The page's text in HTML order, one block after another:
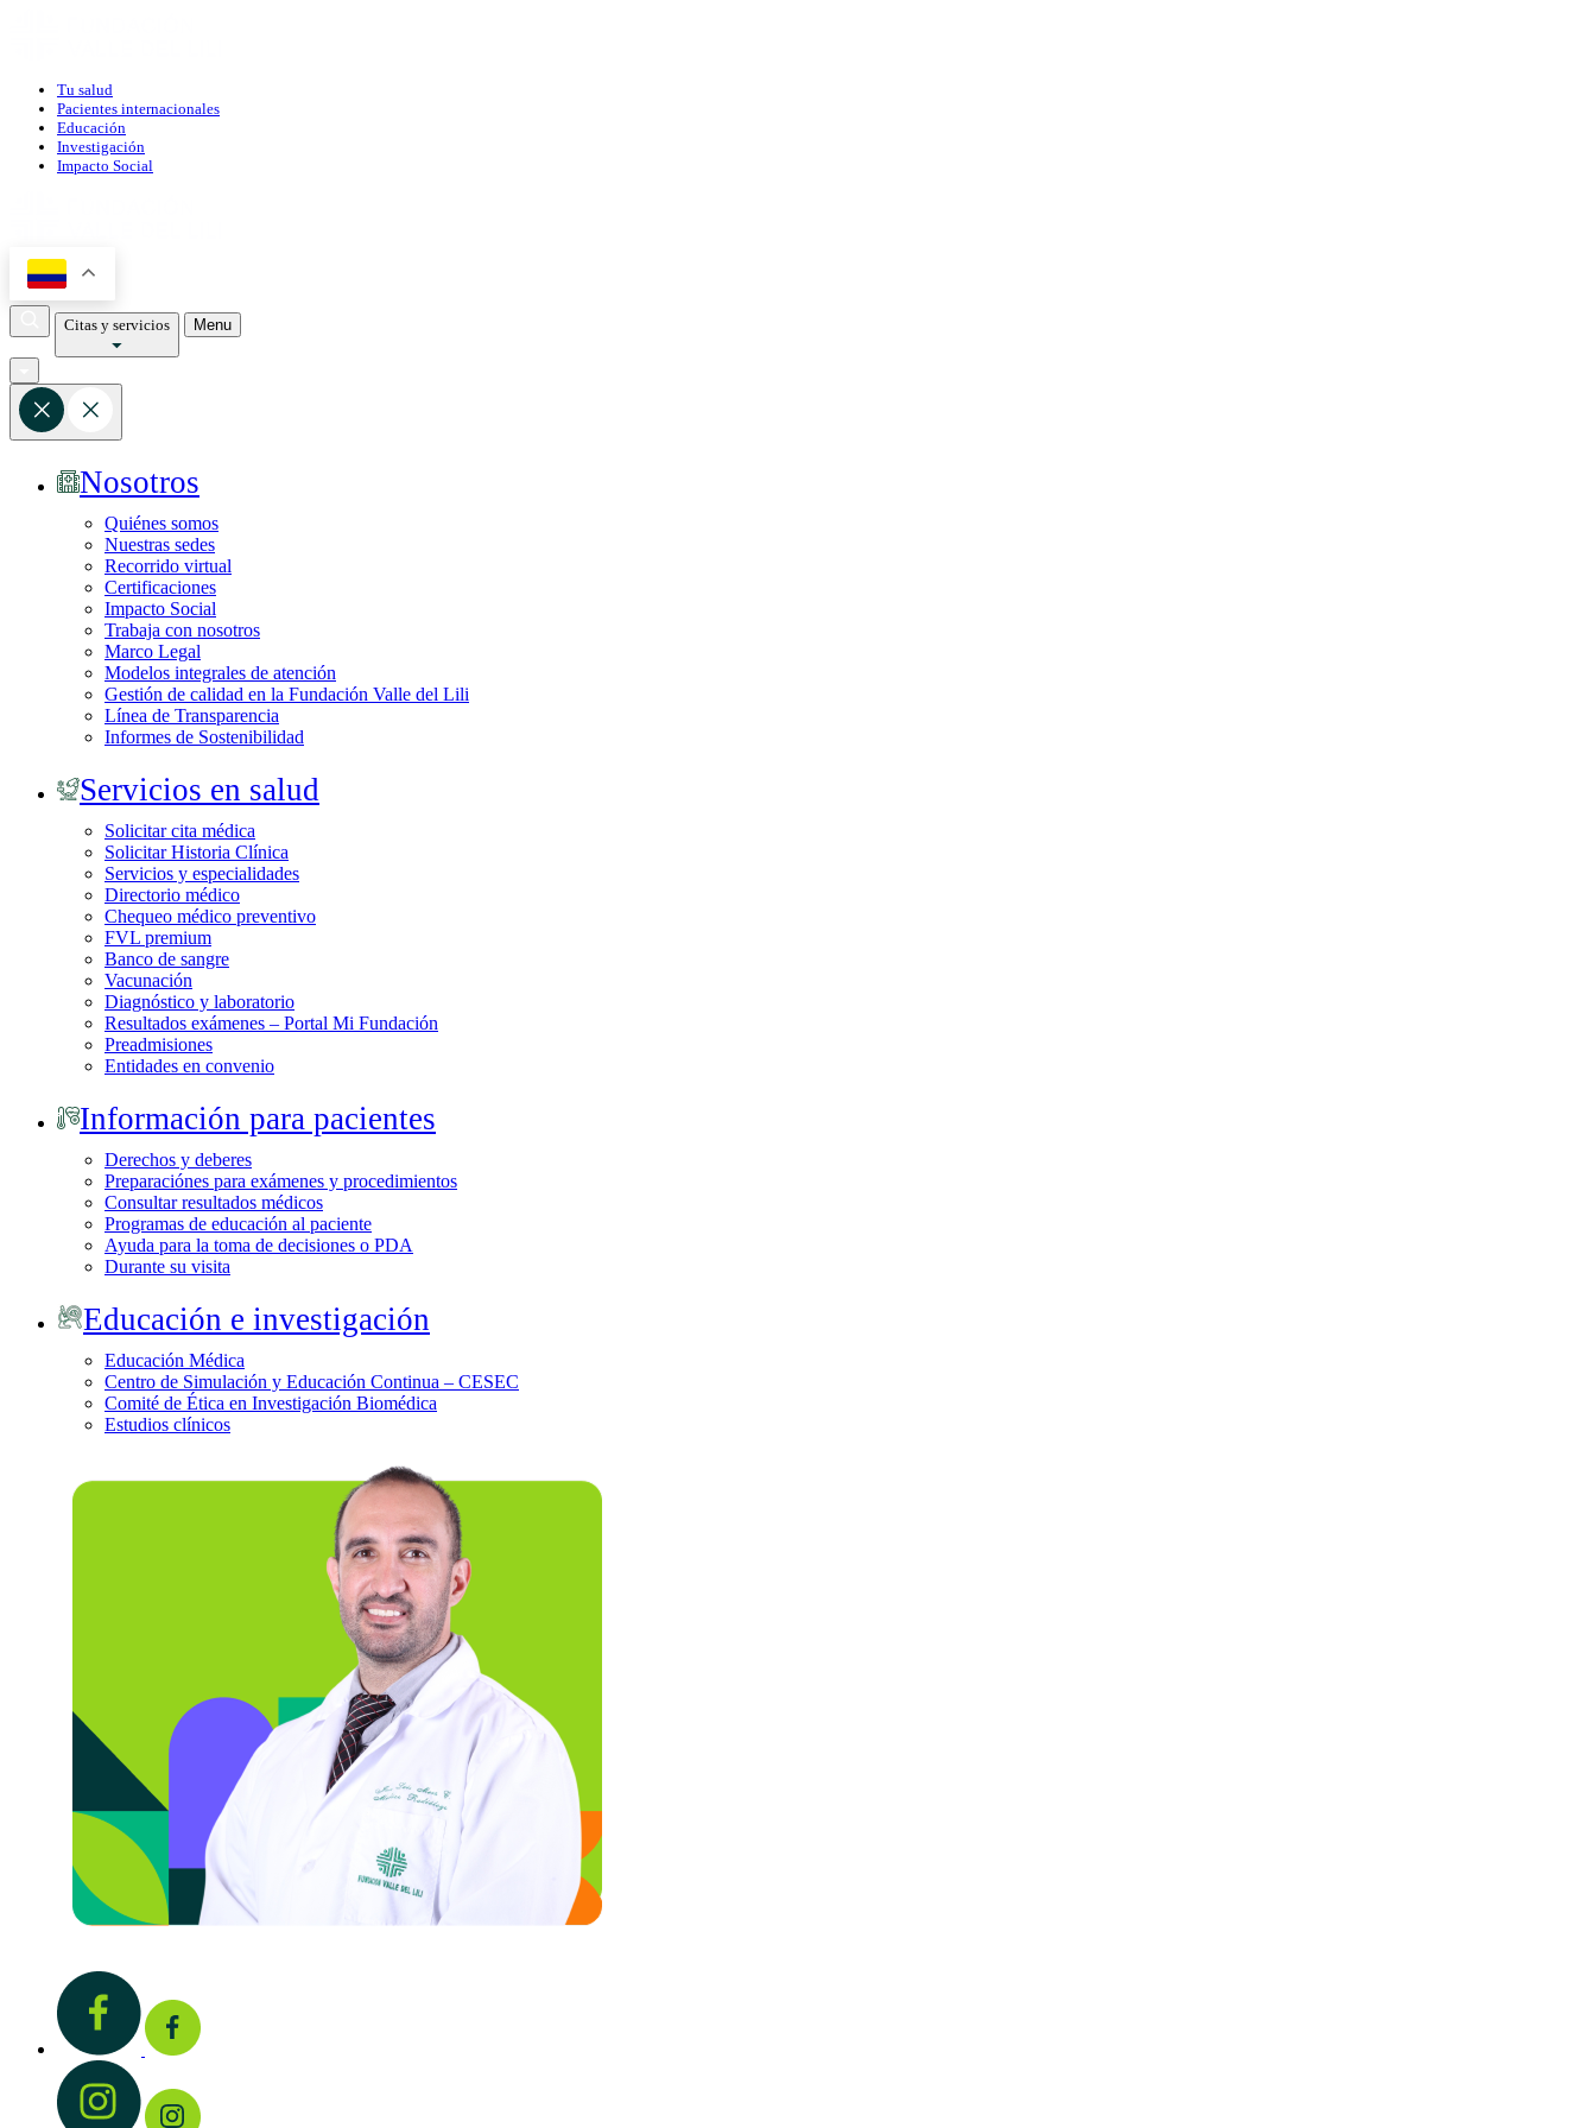
Tu salud
Pacientes internacionales
Educación
Investigación
Impacto Social
Citas y servicios Menu
Nosotros
Quiénes somos
Nuestras sedes
Recorrido virtual
Certificaciones
Impacto Social
Trabaja con nosotros
Marco Legal
Modelos integrales de atención
Gestión de calidad en la Fundación Valle del Lili
Línea de Transparencia
Informes de Sostenibilidad
Servicios en salud
Solicitar cita médica
Solicitar Historia Clínica
Servicios y especialidades
Directorio médico
Chequeo médico preventivo
FVL premium
Banco de sangre
Vacunación
Diagnóstico y laboratorio
Resultados exámenes – Portal Mi Fundación
Preadmisiones
Entidades en convenio
Información para pacientes
Derechos y deberes
Preparaciónes para exámenes y procedimientos
Consultar resultados médicos
Programas de educación al paciente
Ayuda para la toma de decisiones o PDA
Durante su visita
Educación e investigación
Educación Médica
Centro de Simulación y Educación Continua – CESEC
Comité de Ética en Investigación Biomédica
Estudios clínicos